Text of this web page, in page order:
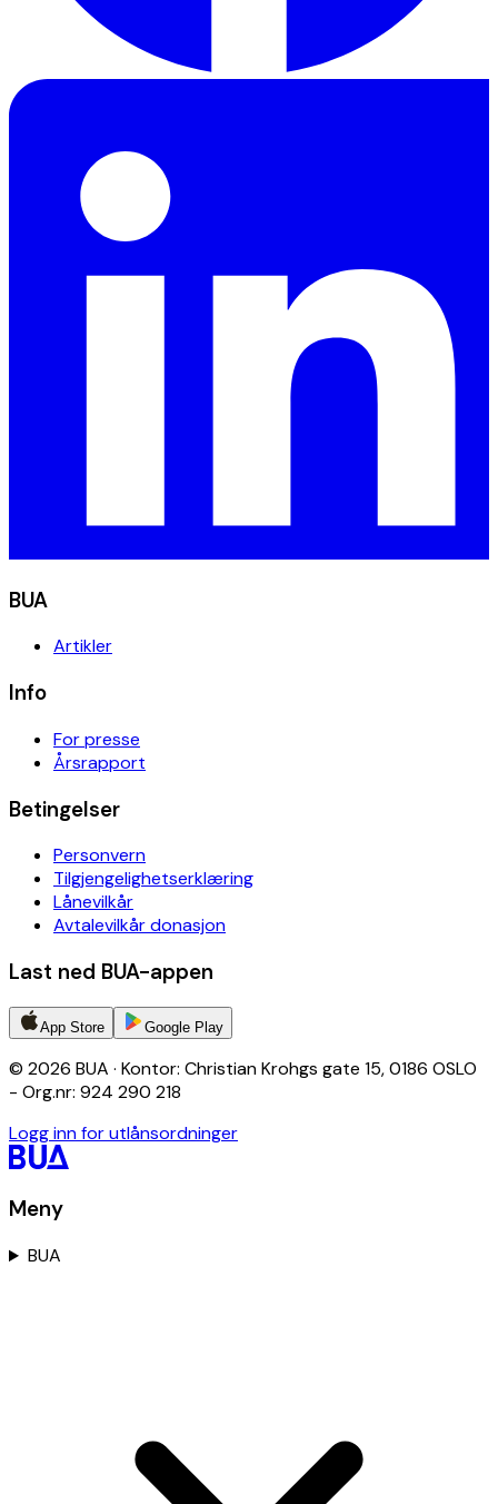
BUA
Artikler
Info
For presse
Årsrapport
Betingelser
Personvern
Tilgjengelighetserklæring
Lånevilkår
Avtalevilkår donasjon
Last ned BUA-appen
App Store Google Play
© 2026 BUA · Kontor: Christian Krohgs gate 15, 0186 OSLO
- Org.nr: 924 290 218
Logg inn for utlånsordninger
Meny
BUA